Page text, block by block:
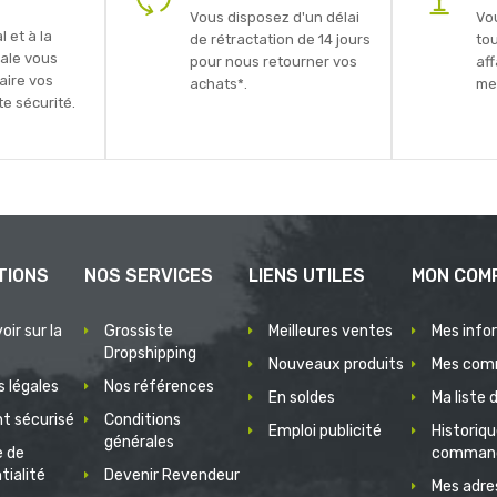
et à la
vous
vos
sécurité.
Vous disposez d'un délai
de rétractation de 14 jours
pour nous retourner vos
achats*.
sur la
légales
sécurisé
de
NOS SERVICES
Grossiste
Dropshipping
Nos références
Conditions
générales
Devenir Revendeur
LIENS UTILES
Meilleures ventes
Nouveaux produits
En soldes
Emploi publicité
MON
Mes
Mes
Ma liste
Mes